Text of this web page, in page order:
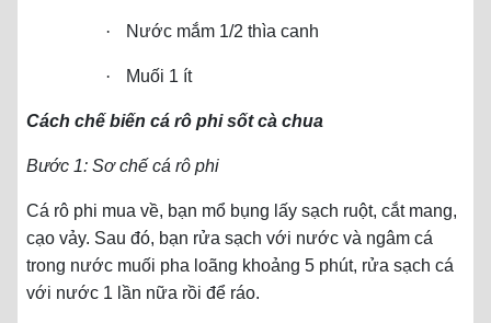
· Nước mắm 1/2 thìa canh
· Muối 1 ít
Cách chế biến cá rô phi sốt cà chua
Bước 1: Sơ chế cá rô phi
Cá rô phi mua về, bạn mổ bụng lấy sạch ruột, cắt mang,
cạo vảy. Sau đó, bạn rửa sạch với nước và ngâm cá
trong nước muối pha loãng khoảng 5 phút, rửa sạch cá
với nước 1 lần nữa rồi để ráo.